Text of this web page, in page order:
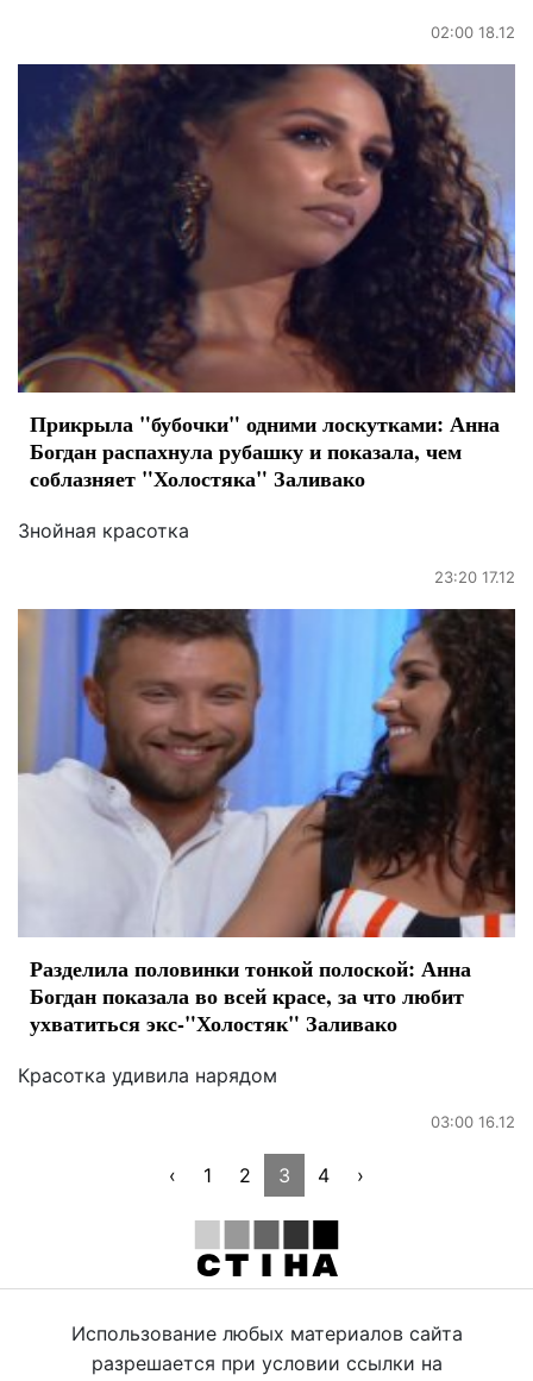
02:00 18.12
Прикрыла "бубочки" одними лоскутками: Анна
Богдан распахнула рубашку и показала, чем
соблазняет "Холостяка" Заливако
Знойная красотка
23:20 17.12
Разделила половинки тонкой полоской: Анна
Богдан показала во всей красе, за что любит
ухватиться экс-"Холостяк" Заливако
Красотка удивила нарядом
03:00 16.12
‹ 1 2 3 4 ›
Использование любых материалов сайта
разрешается при условии ссылки на